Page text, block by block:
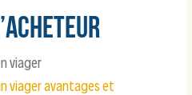
viager
viager avantages et